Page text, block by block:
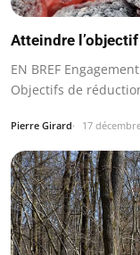
Atteindre
EN BREF
Objectifs de
Pierre Girard 17